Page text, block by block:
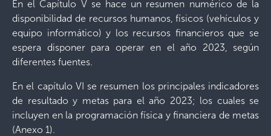
En el Capítulo V se hace un resumen numérico de la
disponibilidad de recursos humanos, físicos (vehículos y
equipo informático) y los recursos financieros que se
espera disponer para operar en el año 2023, según
diferentes fuentes.
En el capítulo VI se resumen los principales indicadores
de resultado y metas para el año 2023; los cuales se
incluyen en la programación física y financiera de metas
(Anexo 1).